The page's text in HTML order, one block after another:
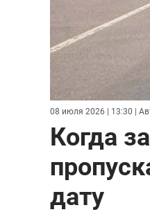
08 июля 2026 | 13:30 |
Когда
дату